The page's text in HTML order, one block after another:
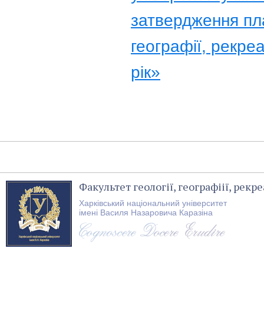
затвердження
географії,
рік»
Факультет геології, географіії,
Харківський національний університет
імені Василя Назаровича Каразіна